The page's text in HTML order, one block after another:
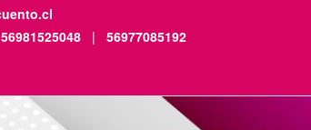
56981525048 | 56977085192